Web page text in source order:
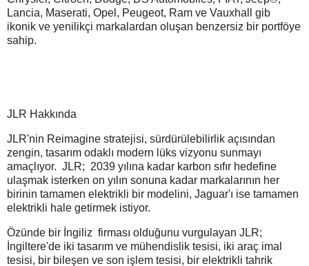
Lancia, Maserati, Opel, Peugeot, Ram ve Vauxhall gib
ikonik ve yenilikçi markalardan oluşan benzersiz bir portföye
sahip.
JLR Hakkında
JLR'nin Reimagine stratejisi, sürdürülebilirlik açısından
zengin, tasarım odaklı modern lüks vizyonu sunmayı
amaçlıyor. JLR; 2039 yılına kadar karbon sıfır hedefine
ulaşmak isterken on yılın sonuna kadar markalarının her
birinin tamamen elektrikli bir modelini, Jaguar'ı ise tamamen
elektrikli hale getirmek istiyor.
Özünde bir İngiliz firması olduğunu vurgulayan JLR;
İngiltere'de iki tasarım ve mühendislik tesisi, iki araç imal
tesisi, bir bileşen ve son işlem tesisi, bir elektrikli tahrik